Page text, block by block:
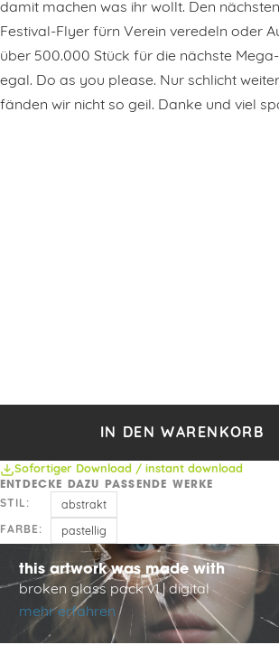
damit machen was ihr wollt. Den
Festival-Flyer fürn Verein veredeln oder
über 500.000 Stück für die nächste Mega-
egal. Do as you please. Nur schlicht
fänden wir nicht so geil. Danke und viel
IN DEN WARENKORB
Sofortiger Download / instant download
ENTDECKE DAZU PASSENDE WERKE
STIL:
abstrakt
FARBE: pastellig
this artwork was made with
broken glass pack v1 | digital
mehr erfahren